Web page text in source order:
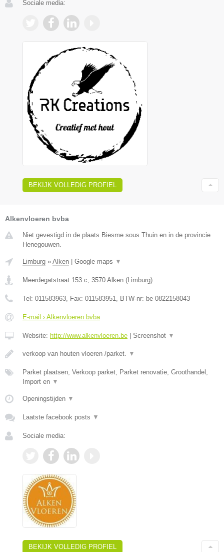
Sociale media:
BEKIJK VOLLEDIG PROFIEL
Alkenvloeren bvba
Niet gevestigd in de plaats Biesme sous Thuin en in de provincie
Henegouwen.
Limburg » Alken Google maps ▼
Meerdegatstraat 153 c, 3570 Alken (Limburg)
Tel: 011583963, Fax: 011583951, BTW-nr: be 0822158043
E-mail › Alkenvloeren bvba
Website: http://www.alkenvloeren.be Screenshot ▼
verkoop van houten vloeren /parket. ▼
Parket plaatsen, Verkoop parket, Parket renovatie, Groothandel,
Import en ▼
Openingstijden ▼
Laatste facebook posts ▼
Sociale media:
BEKIJK VOLLEDIG PROFIEL